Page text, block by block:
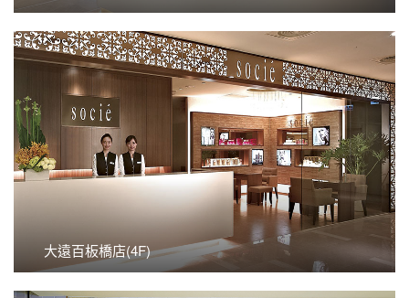
大遠百板橋店(4F)
看更多
大遠百板橋店(4F)